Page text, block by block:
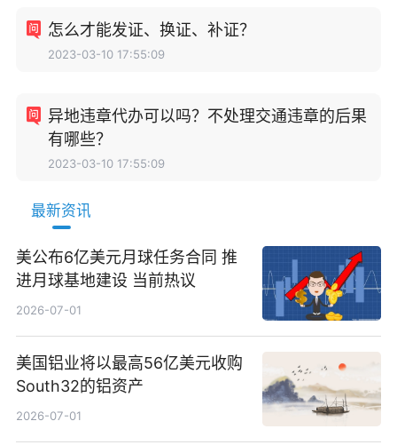
怎么才能发证、换证、补证？
2023-03-10 17:55:09
异地违章代办可以吗？不处理交通违章的后果
有哪些？
2023-03-10 17:55:09
最新资讯
美公布6亿美元月球任务合同 推
进月球基地建设 当前热议
2026-07-01
美国铝业将以最高56亿美元收购
South32的铝资产
2026-07-01